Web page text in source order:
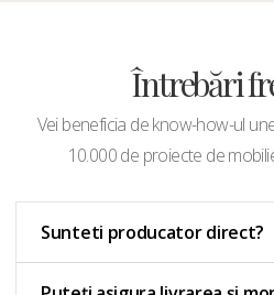
Întrebări
Vei beneficia de know-how-ul
10.000 de proiecte de
Sunteti producator direct?